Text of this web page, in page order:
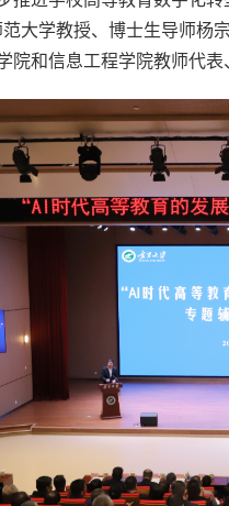
大学教授、博士生导师
和信息工程学院教师代